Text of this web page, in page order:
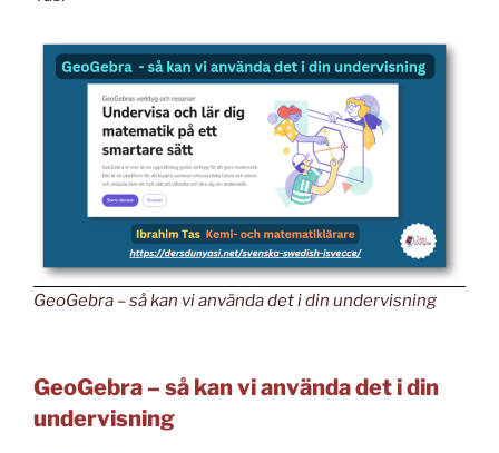
GeoGebra – så kan vi använda det i din undervisning
GeoGebra – så kan vi använda det i din
undervisning